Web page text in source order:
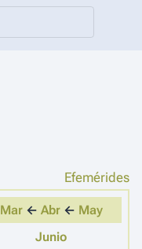
Efemérides
Mar← Abr← May
Junio